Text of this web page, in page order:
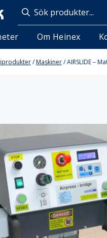
Förslutningar
Maskiner
Tvättnotor
risktvättpåsar
Konfektionsställ
Om Heinex
/Maskiner/AIRSLIDE –